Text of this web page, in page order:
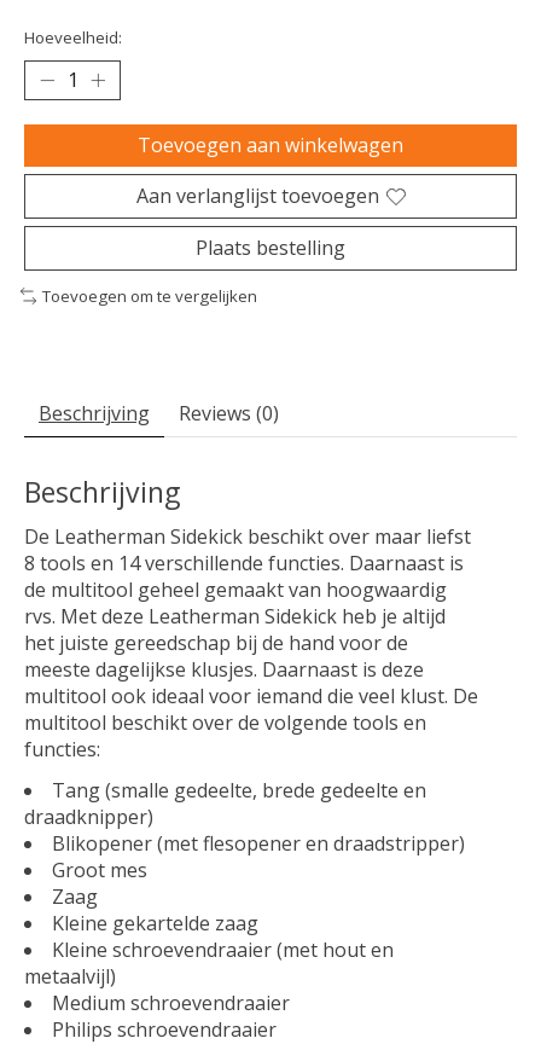
Hoeveelheid:
Toevoegen aan winkelwagen
Aan verlanglijst toevoegen
Plaats bestelling
Toevoegen om te vergelijken
Beschrijving Reviews (0)
Beschrijving
De Leatherman Sidekick beschikt over maar liefst
8 tools en 14 verschillende functies. Daarnaast is
de multitool geheel gemaakt van hoogwaardig
rvs. Met deze Leatherman Sidekick heb je altijd
het juiste gereedschap bij de hand voor de
meeste dagelijkse klusjes. Daarnaast is deze
multitool ook ideaal voor iemand die veel klust. De
multitool beschikt over de volgende tools en
functies:
Tang (smalle gedeelte, brede gedeelte en
draadknipper)
Blikopener (met flesopener en draadstripper)
Groot mes
Zaag
Kleine gekartelde zaag
Kleine schroevendraaier (met hout en
metaalvijl)
Medium schroevendraaier
Philips schroevendraaier